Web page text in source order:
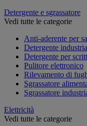
Detergente e sgrassatore
Vedi tutte le categorie
Anti-aderente per
Detergente
Detergente per
Pulitore elettronico
Rilevamento di
Sgrassatore
Sgrassatore
Elettricità
Vedi tutte le categorie